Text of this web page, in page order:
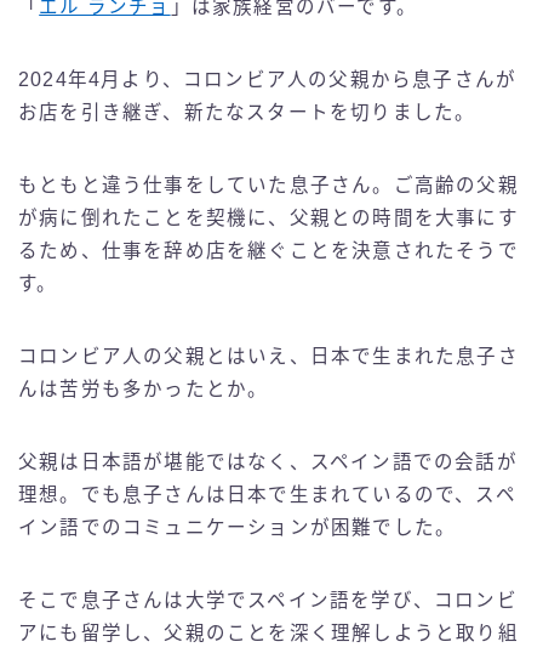
「 エル ランチョ 」は家族経営のバーです。
2024年4月より、コロンビア人の父親から息子さんが
お店を引き継ぎ、新たなスタートを切りました。
もともと違う仕事をしていた息子さん。ご高齢の父親
が病に倒れたことを契機に、父親との時間を大事にす
るため、仕事を辞め店を継ぐことを決意されたそうで
す。
コロンビア人の父親とはいえ、日本で生まれた息子さ
んは苦労も多かったとか。
父親は日本語が堪能ではなく、スペイン語での会話が
理想。でも息子さんは日本で生まれているので、スペ
イン語でのコミュニケーションが困難でした。
そこで息子さんは大学でスペイン語を学び、コロンビ
アにも留学し、父親のことを深く理解しようと取り組